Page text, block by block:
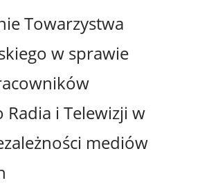
Towarzystwa
w sprawie
Radia i Telewizji w
mediów